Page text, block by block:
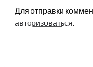
Для отправки
авторизоваться.